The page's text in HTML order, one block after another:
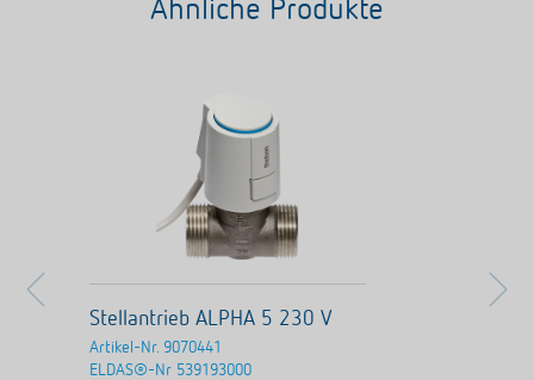
Ähnliche Produkte
Stellantrieb ALPHA 5 230 V
Artikel-Nr. 9070441
ELDAS®-Nr 539193000